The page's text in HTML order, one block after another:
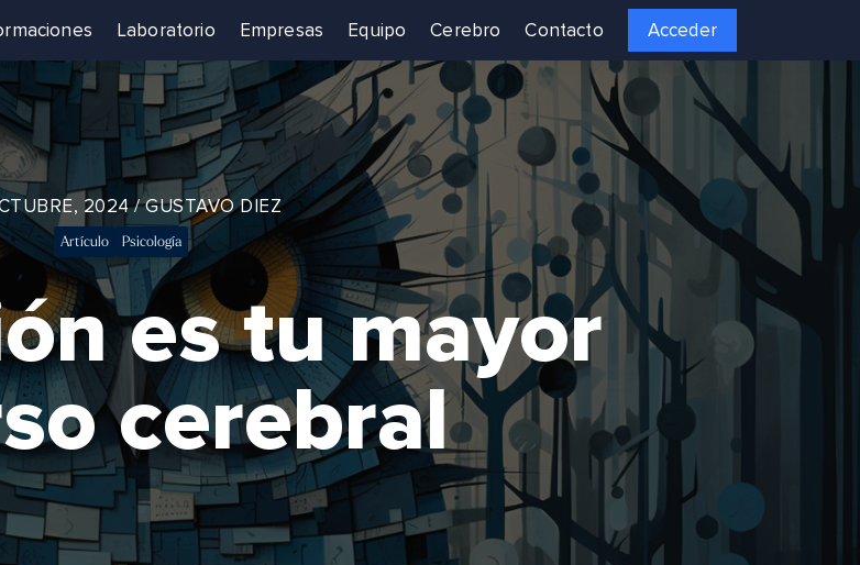
Laboratorio Empresas Equipo Cerebro Contacto Acceder
2024 / GUSTAVO DIEZ
Artículo Psicología
es tu mayor
cerebral